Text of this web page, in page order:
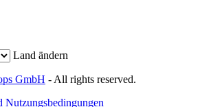
Land ändern
GmbH - All rights reserved.
Nutzungsbedingungen